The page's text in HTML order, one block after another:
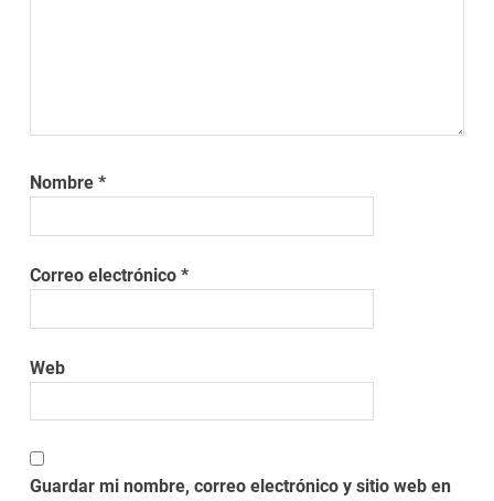
Nombre*
Correo electrónico*
Web
Guardar mi nombre, correo electrónico y sitio web en